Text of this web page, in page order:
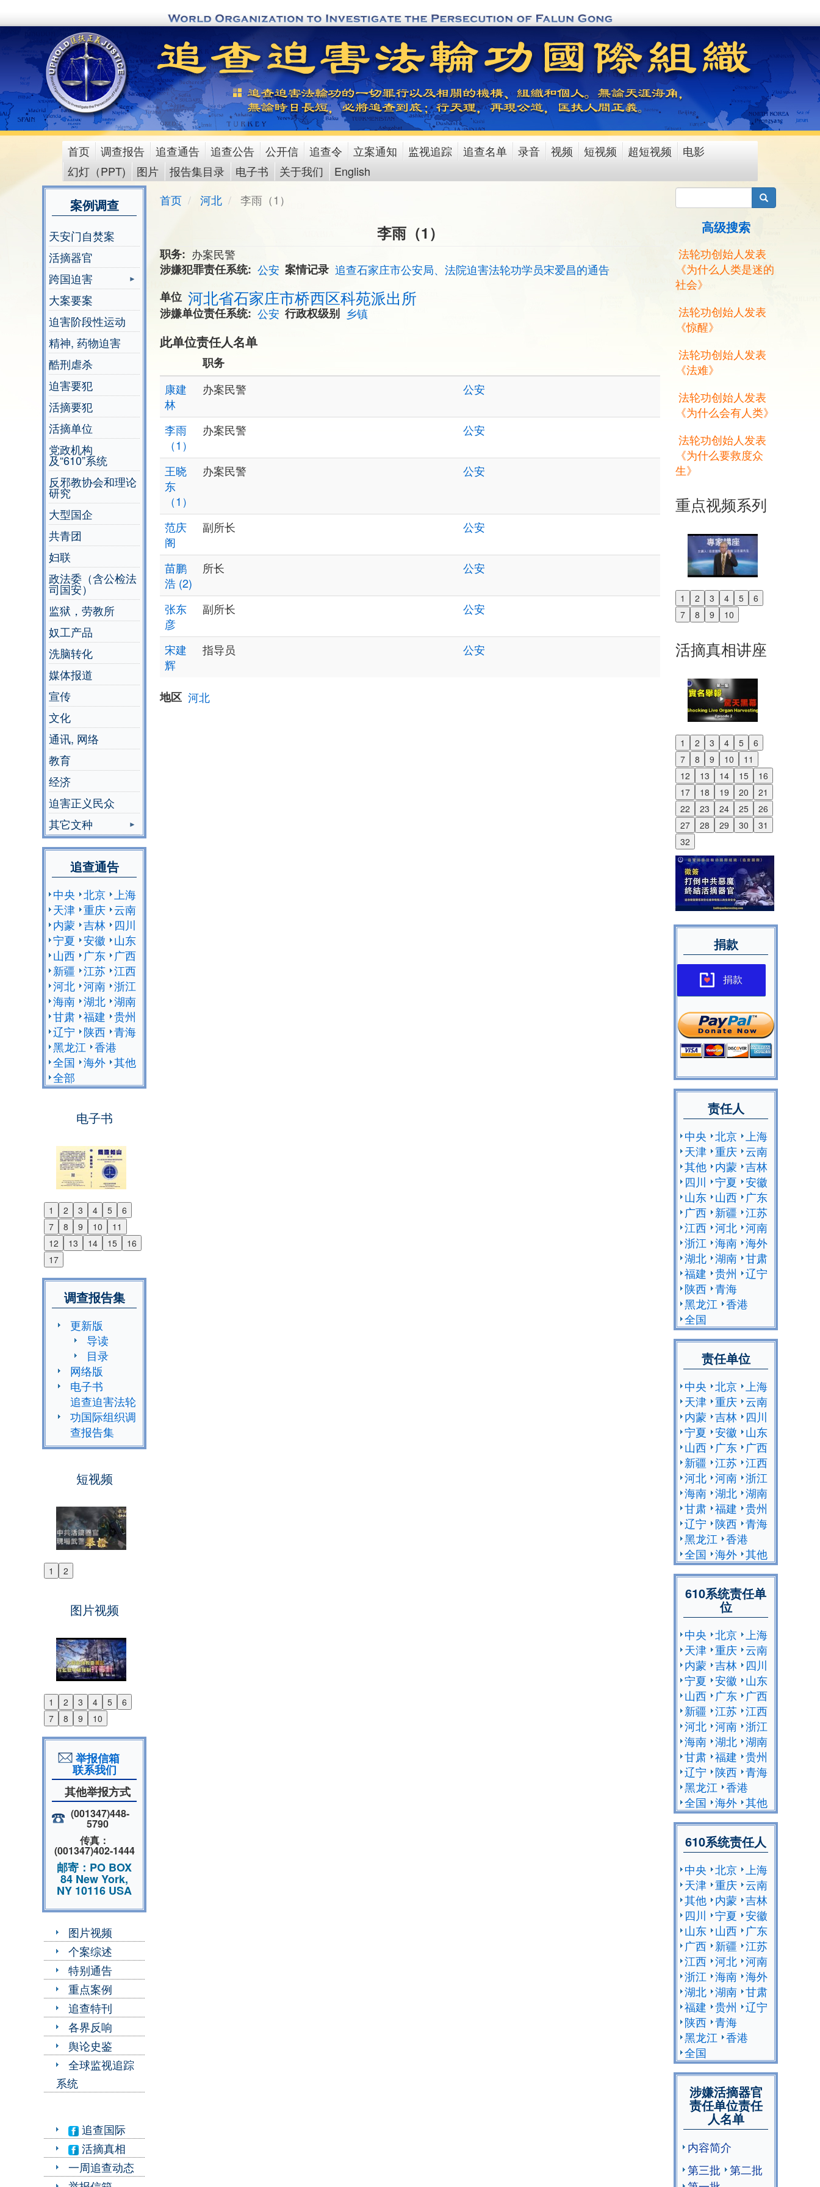
to
content
main
menu
首页 调查报告 追查通告 追查公告 公开信 追查令 立案通知 监视追踪 追查名单 录音 视频 短视频 超短视频
电影
幻灯（PPT)
图片 报告集目录 电子书 关于我们 English
案例调查
天安门自焚案
活摘器官
跨国迫害
大案要案
迫害阶段性运动
精神, 药物迫害
酷刑虐杀
迫害要犯
活摘要犯
活摘单位
党政机构
及“610”系统
反邪教协会和理论
研究
大型国企
共青团
妇联
政法委（含公检法
司国安）
监狱，劳教所
奴工产品
洗脑转化
媒体报道
宣传
文化
通讯, 网络
教育
经济
迫害正义民众
其它文种
追查通告
中央 北京 上海
天津 重庆 云南
内蒙 吉林
四川
宁夏 安徽
山东
山西
广东
广西
新疆 江苏 江西
河北 河南 浙江
海南 湖北 湖南
甘肃 福建 贵州
辽宁
陕西 青海
黑龙江 香港
全国 海外 其他
全部
电子书
1 2 3 4 5
6
7
8 9 10
11
12
13 14 15
16
17
Previous
Next
调查报告集
更新版
导读
目录
网络版
电子书
追查迫害法轮
功国际组织调
查报告集
短视频
1 2
Previous
图片视频
1 2 3 4 5
6
7
8 9 10
Previous
Next
举报信箱
联系我们
其他举报方式
(001347)448-
5790
传真：
(001347)402-1444
邮寄：PO BOX
84 New York,
NY 10116 USA
图片视频
个案综述
特别通告
重点案例
追查特刊
各界反响
舆论史鉴
全球监视追踪
系统
追查国际
活摘真相
一周追查动态
首页 河北 李雨（1）
李雨（1）
职务
办案民警
涉嫌犯罪责任系统
公安 案情记录 追查石家庄市公安局、法院迫害法轮功学员宋爱昌的通告
单位 河北省石家庄市桥西区科苑派出所
涉嫌单位责任系统 公安 行政权级别 乡镇
此单位责任人名单
职务
康建
林
办案民警 公安
李雨
（1）
办案民警 公安
王晓
东
（1）
办案民警 公安
范庆
阁
副所长 公安
苗鹏
浩 (2)
所长 公安
张东
彦
副所长 公安
宋建
辉
指导员 公安
地区 河北
搜索
高级搜索
法轮功创始人发表
《为什么人类是迷的
社会》
法轮功创始人发表
《惊醒》
法轮功创始人发表
《法难》
法轮功创始人发表
《为什么会有人类》
法轮功创始人发表
《为什么要救度众
生》
重点视频系列
1 2 3 4 5
6
7
8 9 10
Previous
Next
活摘真相讲座
1 2 3 4 5
6
7
8 9 10
11
12
13 14 15
16
17
18 19 20
21
22
23 24 25
26
27
28 29 30
31
32
Previous
Next
捐款
捐款
责任人
中央 北京
上海
天津 重庆 云南
其他 内蒙 吉林
四川
宁夏 安徽
山东 山西
广东
广西 新疆 江苏
江西 河北 河南
浙江 海南 海外
湖北 湖南 甘肃
福建 贵州
辽宁
陕西 青海
黑龙江 香港
全国
责任单位
中央 北京
上海
天津 重庆 云南
内蒙 吉林
四川
宁夏 安徽
山东
山西
广东
广西
新疆 江苏 江西
河北 河南 浙江
海南 湖北 湖南
甘肃 福建 贵州
辽宁
陕西 青海
黑龙江 香港
全国 海外 其他
610系统责任单
位
中央 北京
上海
天津 重庆 云南
内蒙 吉林
四川
宁夏 安徽
山东
山西
广东
广西
新疆 江苏 江西
河北 河南 浙江
海南 湖北 湖南
甘肃 福建 贵州
辽宁
陕西 青海
黑龙江 香港
全国 海外 其他
610系统责任人
中央 北京
上海
天津 重庆 云南
其他 内蒙 吉林
四川
宁夏 安徽
山东 山西
广东
广西 新疆 江苏
江西 河北 河南
浙江 海南 海外
湖北 湖南 甘肃
福建 贵州
辽宁
陕西 青海
黑龙江 香港
全国
涉嫌活摘器官
责任单位责任
人名单
内容简介
第三批
第二批